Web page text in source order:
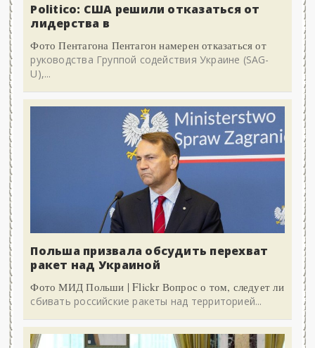
Politico: США решили отказаться от
лидерства в
Фото Пентагона Пентагон намерен отказаться от
руководства Группой содействия Украине (SAG-
U),...
Польша призвала обсудить перехват
ракет над Украиной
Фото МИД Польши | Flickr Вопрос о том, следует ли
сбивать российские ракеты над территорией...